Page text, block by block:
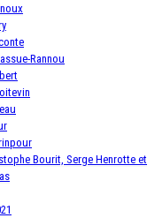
Rannou
Bourit, Serge Henrotte et